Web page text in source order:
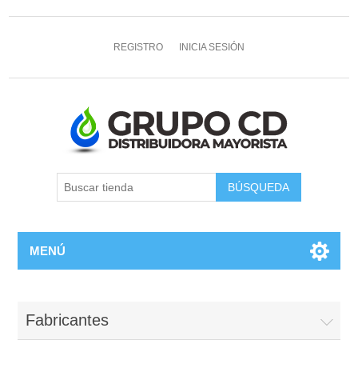
REGISTRO INICIA SESIÓN
MENÚ
Fabricantes